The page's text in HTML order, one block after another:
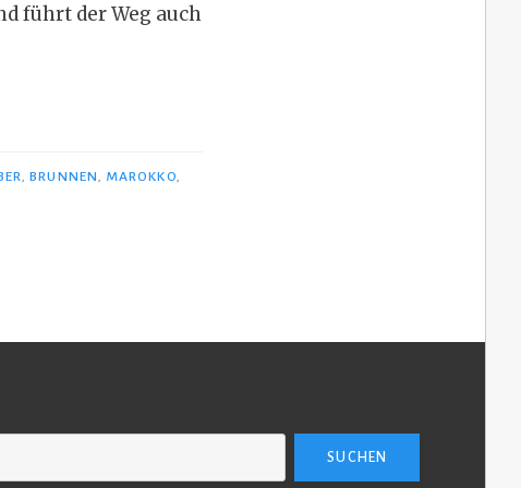
führt der Weg auch
,BRUNNEN, MAROKKO,
SUCHEN